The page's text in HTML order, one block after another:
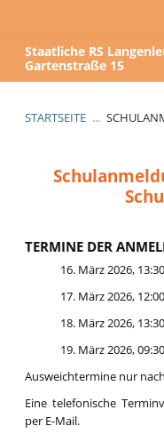
Staatliche RS
Gartenstraße 15
STARTSEITE ...
Schulanmeldung
TERMINE DER
16. März 2026,
17. März 2026,
18. März 2026,
19. März 2026,
Ausweichtermine nur
Eine telefonische
per E-Mail.